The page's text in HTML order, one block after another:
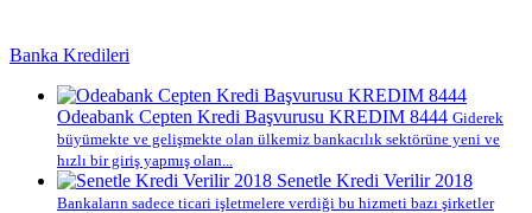
Banka Kredileri
Odeabank Cepten Kredi Başvurusu KREDIM 8444 Giderek
büyümekte ve gelişmekte olan ülkemiz bankacılık sektörüne yeni ve
hızlı bir giriş yapmış olan...
Senetle Kredi Verilir 2018
Bankaların sadece ticari işletmelere verdiği bu hizmeti bazı şirketler